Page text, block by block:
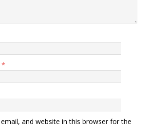
*
and website in this browser for the